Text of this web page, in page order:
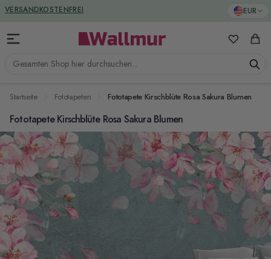
Zum Inhalt springen EUR
Gesamten Shop hier durchsuchen...
Meine
VERSANDKOSTENFREI
GREENGUARD ZERTIFIZIERT
Startseite Fototapeten Fototapete Kirschblüte Rosa Sakura Blumen
Fototapete Kirschblüte Rosa Sakura Blumen